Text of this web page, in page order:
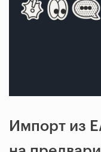
Импорт из